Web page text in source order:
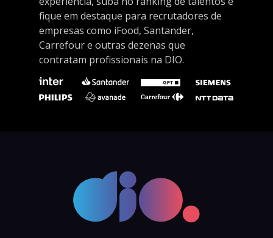
fique em destaque para recrutadores de
empresas como iFood, Santander,
Carrefour e outras dezenas que
contratam profissionais na DIO.